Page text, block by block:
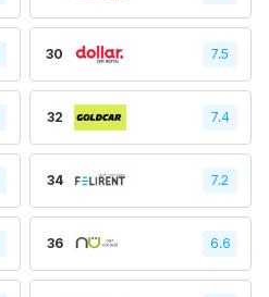
30 7.5
32 7.4
34 7.2
36 6.6